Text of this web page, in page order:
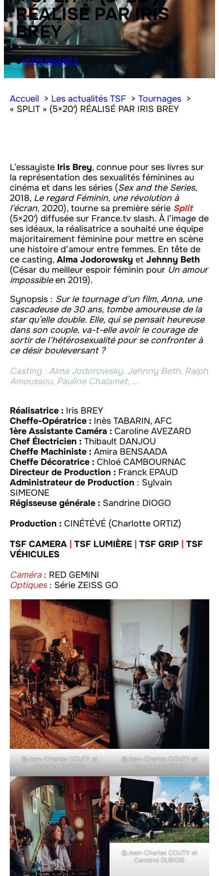
RÉALISÉ PAR IRIS
BREY
TOURNAGES
Accueil Les actualités TSF
Tournages
« SPLIT » (5×20′) RÉALISÉ PAR IRIS BREY
L’essayiste Iris Brey, connue pour ses livres sur
la représentation des sexualités féminines au
cinéma et dans les séries (Sex and the Series,
2018, Le regard Féminin, une révolution à
l’écran, 2020), tourne sa première série Split
(5×20′) diffusée sur France.tv slash. À l’image de
ses idéaux, la réalisatrice a souhaité une équipe
majoritairement féminine pour mettre en scène
une histoire d’amour entre femmes. En tête de
ce casting, Alma Jodorowsky et Jehnny Beth
(César du meilleur espoir féminin pour Un amour
impossibleen 2019).
Synopsis : Sur le tournage d’un film, Anna, une
cascadeuse de 30 ans, tombe amoureuse de la
star qu’elle double. Elle, qui se pensait heureuse
dans son couple, va-t-elle avoir le courage de
sortir de l’hétérosexualité pour se confronter à
ce désir bouleversant ?
Casting : Alma Jodorowsky, Jehnny Beth, Ralph
Amoussou, Pauline Chalamet, …
Réalisatrice : Iris BREY
Cheffe-Opératrice : Inès TABARIN, AFC
1ère Assistante Caméra : Caroline AVEZARD
Chef Électricien : Thibault DANJOU
Cheffe Machiniste : Amira BENSAADA
Cheffe Décoratrice : Chloé CAMBOURNAC
Directeur de Production : Franck EPAUD
Administrateur de Production : Sylvain
SIMEONE
Régisseuse générale : Sandrine DIOGO
Production : CINÉTÉVÉ (Charlotte ORTIZ)
TSF CAMERA
TSF LUMIÈRE TSF GRIP
TSF
VÉHICULES
Caméra : RED GEMINI
Optiques : Série ZEISS GO
©Jean-Charles COUTY et
Caroline DUBOIS
©Jean-Charles COUTY et
Caroline DUBOIS
©Jean-Charles COUTY et
Caroline DUBOIS